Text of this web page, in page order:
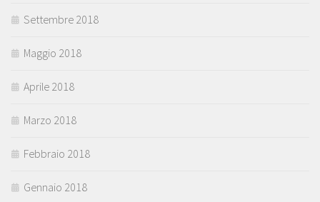
Settembre 2018
Maggio 2018
Aprile 2018
Marzo 2018
Febbraio 2018
Gennaio 2018